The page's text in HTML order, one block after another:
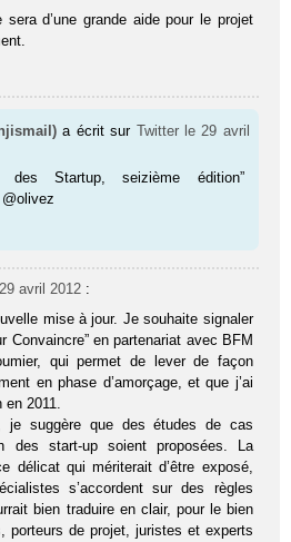
d’une grande aide pour le projet
a écrit sur Twitter le 29 avril
Startup, seizième édition”
avril 2012 :
mise à jour. Je souhaite signaler
Convaincre” en partenariat avec BFM
qui permet de lever de façon
en phase d’amorçage, et que j’ai
2011.
je suggère que des études de cas
des start-up soient proposées. La
délicat qui mériterait d’être exposé,
s’accordent sur des règles
bien traduire en clair, pour le bien
porteurs de projet, juristes et experts